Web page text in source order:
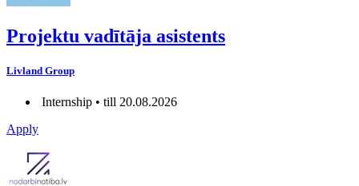
Projektu vadītāja asistents
Livland Group
Internship • till 20.08.2026
Apply